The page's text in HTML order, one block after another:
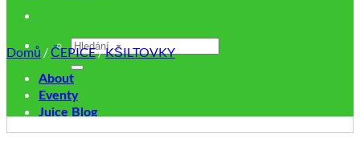
Hledat:
About
Eventy
Juice Blog
Music
Domů /ČEPICE/KŠILTOVKY